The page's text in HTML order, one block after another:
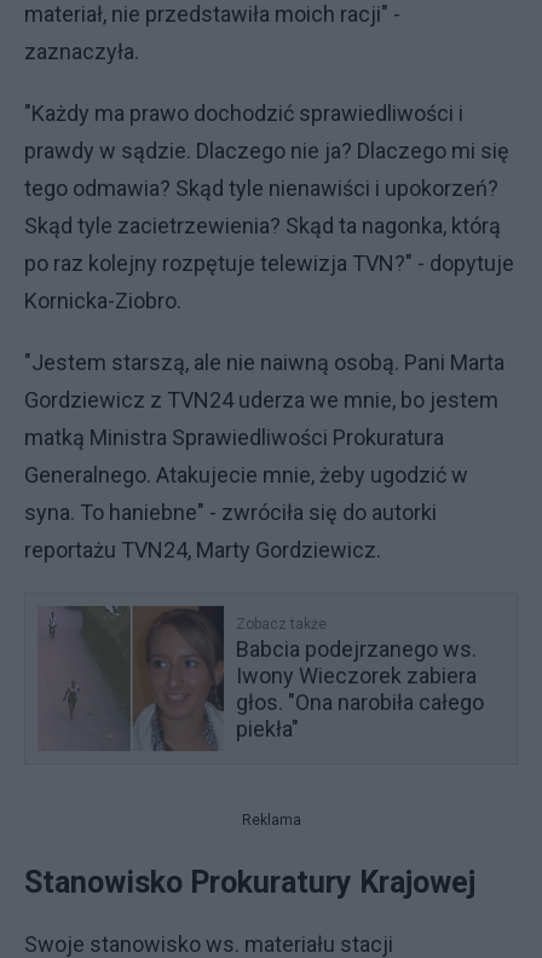
materiał, nie przedstawiła moich racji" -
zaznaczyła.
"Każdy ma prawo dochodzić sprawiedliwości i
prawdy w sądzie. Dlaczego nie ja? Dlaczego mi się
tego odmawia? Skąd tyle nienawiści i upokorzeń?
Skąd tyle zacietrzewienia? Skąd ta nagonka, którą
po raz kolejny rozpętuje telewizja TVN?" - dopytuje
Kornicka-Ziobro.
"Jestem starszą, ale nie naiwną osobą. Pani Marta
Gordziewicz z TVN24 uderza we mnie, bo jestem
matką Ministra Sprawiedliwości Prokuratura
Generalnego. Atakujecie mnie, żeby ugodzić w
syna. To haniebne" - zwróciła się do autorki
reportażu TVN24, Marty Gordziewicz.
Zobacz także
Babcia podejrzanego ws.
Iwony Wieczorek zabiera
głos. "Ona narobiła całego
piekła"
Reklama
Stanowisko Prokuratury Krajowej
Swoje stanowisko ws. materiału stacji